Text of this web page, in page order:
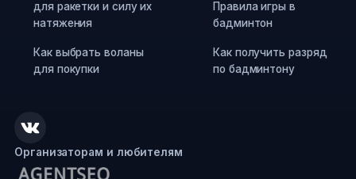
для ракетки и силу их
натяжения
Как выбрать воланы
для покупки
Правила игры в
бадминтон
Как получить разряд
по бадминтону
Организаторам и любителям